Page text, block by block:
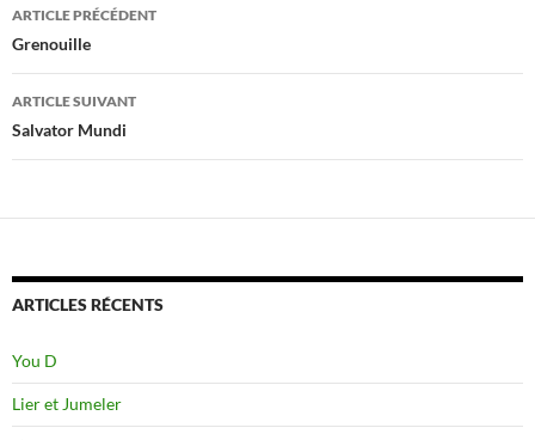
des
articles
ARTICLE PRÉCÉDENT
Grenouille
ARTICLE SUIVANT
Salvator Mundi
ARTICLES RÉCENTS
You D
Lier et Jumeler